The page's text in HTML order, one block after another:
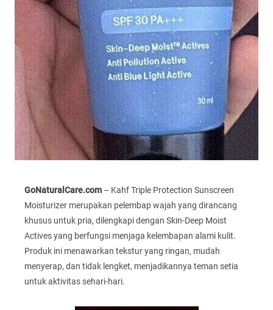
GoNaturalCare.com – Kahf Triple Protection Sunscreen
Moisturizer merupakan pelembap wajah yang dirancang
khusus untuk pria, dilengkapi dengan Skin-Deep Moist
Actives yang berfungsi menjaga kelembapan alami kulit.
Produk ini menawarkan tekstur yang ringan, mudah
menyerap, dan tidak lengket, menjadikannya teman setia
untuk aktivitas sehari-hari.